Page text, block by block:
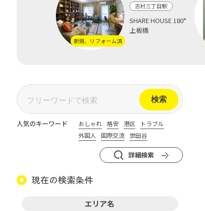
新規、リフォーム済
志村三丁目駅
SHARE HOUSE 180°
上板橋
人気のキーワード おしゃれ 格安 港区
トラブル
外国人
国際交流 世田谷
詳細検索
現在の検索条件
エリア名